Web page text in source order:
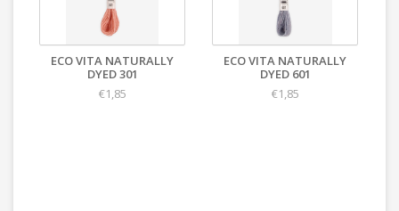
ECO VITA NATURALLY
DYED 301
€1,85
ECO VITA NATURALLY
DYED 601
€1,85